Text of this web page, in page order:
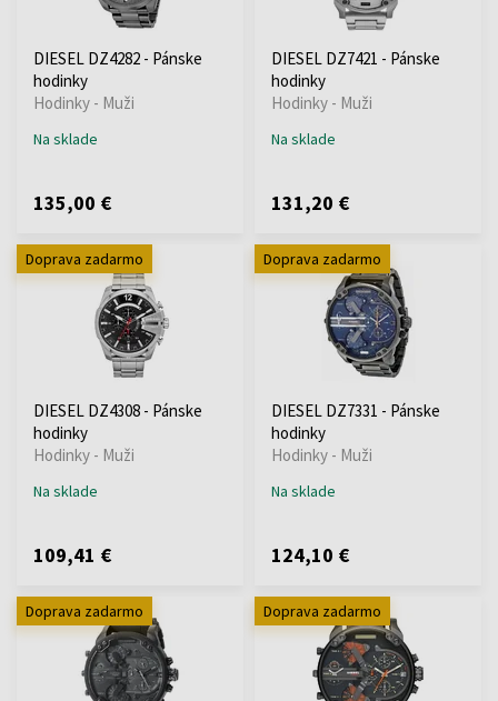
DIESEL DZ4282 - Pánske
hodinky
Hodinky - Muži
Na sklade
135,00 €
DIESEL DZ7421 - Pánske
hodinky
Hodinky - Muži
Na sklade
131,20 €
Doprava zadarmo
DIESEL DZ4308 - Pánske
hodinky
Hodinky - Muži
Na sklade
109,41 €
Doprava zadarmo
DIESEL DZ7331 - Pánske
hodinky
Hodinky - Muži
Na sklade
124,10 €
Doprava zadarmo Doprava zadarmo